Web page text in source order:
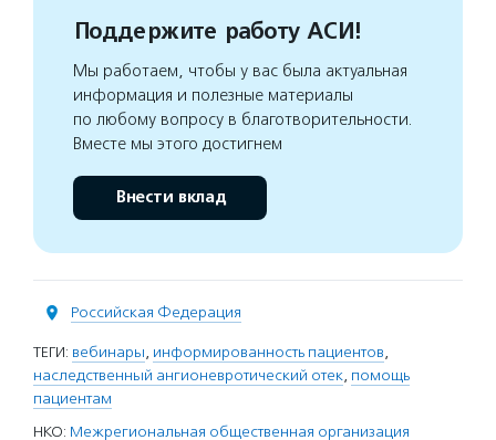
Поддержите работу АСИ!
Мы работаем, чтобы у вас была актуальная
информация и полезные материалы
по любому вопросу в благотворительности.
Вместе мы этого достигнем
Внести вклад
Российская Федерация
ТЕГИ: вебинары, информированность пациентов,
наследственный ангионевротический отек, помощь
пациентам
НКО: Межрегиональная общественная организация